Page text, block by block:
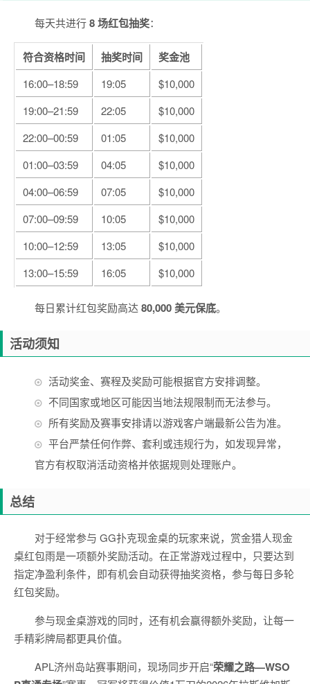
每天共进行8 场红包抽奖：
符合资格时间 抽奖时间 奖金池
16:00–18:59 19:05
$10,000
19:00–21:59
22:05
$10,000
22:00–00:59
01:05
$10,000
01:00–03:59
04:05
$10,000
04:00–06:59
07:05
$10,000
07:00–09:59
10:05
$10,000
10:00–12:59
13:05
$10,000
13:00–15:59
16:05 $10,000
每日累计红包奖励高达 80,000 美元保底。
活动须知
活动奖金、赛程及奖励可能根据官方安排调整。
不同国家或地区可能因当地法规限制而无法参与。
所有奖励及赛事安排请以游戏客户端最新公告为准。
平台严禁任何作弊、套利或违规行为，如发现异常，
官方有权取消活动资格并依据规则处理账户。
总结
对于经常参与 GG扑克现金桌的玩家来说，赏金猎人现金
桌红包雨是一项额外奖励活动。在正常游戏过程中，只要达到
指定净盈利条件，即有机会自动获得抽奖资格，参与每日多轮
红包奖励。
参与现金桌游戏的同时，还有机会赢得额外奖励，让每一
手精彩牌局都更具价值。
APL济州岛站赛事期间，现场同步开启“荣耀之路—WSO